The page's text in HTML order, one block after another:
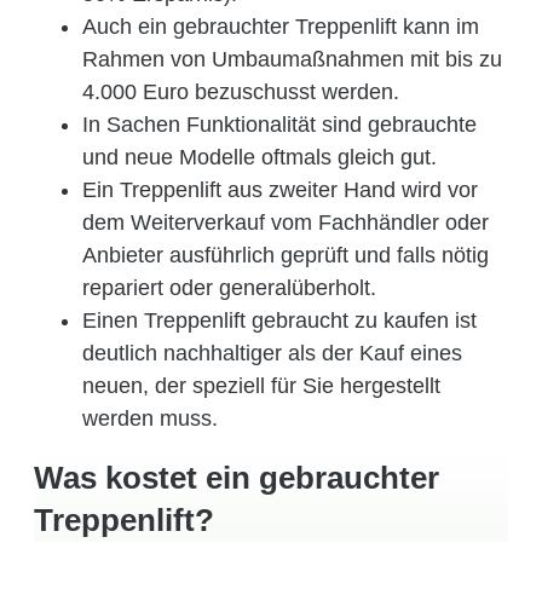
Auch ein gebrauchter Treppenlift kann im
Rahmen von Umbaumaßnahmen mit bis zu
4.000 Euro bezuschusst werden.
In Sachen Funktionalität sind gebrauchte
und neue Modelle oftmals gleich gut.
Ein Treppenlift aus zweiter Hand wird vor
dem Weiterverkauf vom Fachhändler oder
Anbieter ausführlich geprüft und falls nötig
repariert oder generalüberholt.
Einen Treppenlift gebraucht zu kaufen ist
deutlich nachhaltiger als der Kauf eines
neuen, der speziell für Sie hergestellt
werden muss.
Was kostet ein gebrauchter
Treppenlift?